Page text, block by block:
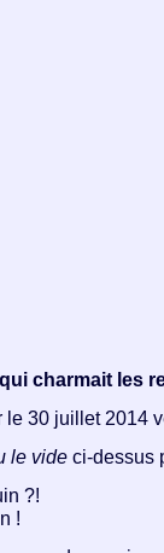
qui charmait les
le 30 juillet 2014
le videci-dessus
?!
!